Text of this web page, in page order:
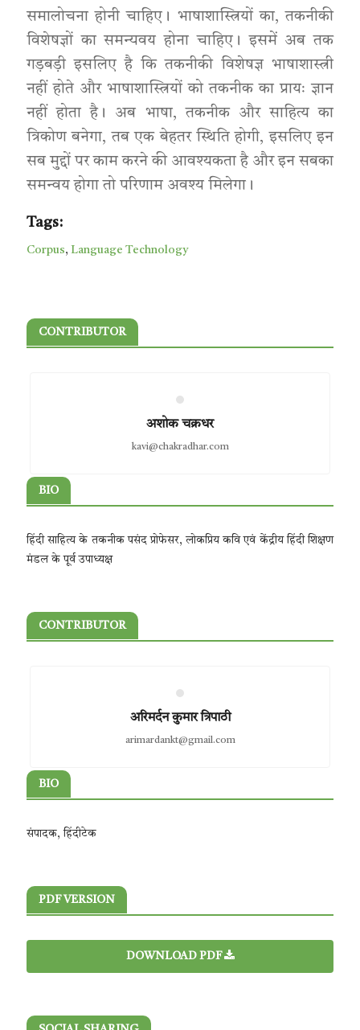
समालोचना होनी चाहिए। भाषाशास्त्रियों का, तकनीकी
विशेषज्ञों का समन्यवय होना चाहिए। इसमें अब तक
गड़बड़ी इसलिए है कि तकनीकी विशेषज्ञ भाषाशास्त्री
नहीं होते और भाषाशास्त्रियों को तकनीक का प्रायः ज्ञान
नहीं होता है। अब भाषा, तकनीक और साहित्य का
त्रिकोण बनेगा, तब एक बेहतर स्थिति होगी, इसलिए इन
सब मुद्दों पर काम करने की आवश्यकता है और इन सबका
समन्वय होगा तो परिणाम अवश्य मिलेगा।
Tags:
Corpus, Language Technology
CONTRIBUTOR
अशोक चक्रधर
kavi@chakradhar.com
BIO
हिंदी साहित्य के तकनीक पसंद प्रोफेसर, लोकप्रिय कवि एवं केंद्रीय हिंदी शिक्षण
मंडल के पूर्व उपाध्यक्ष
CONTRIBUTOR
अरिमर्दन कुमार त्रिपाठी
arimardankt@gmail.com
BIO
संपादक, हिंदीटेक
PDF VERSION
DOWNLOAD PDF